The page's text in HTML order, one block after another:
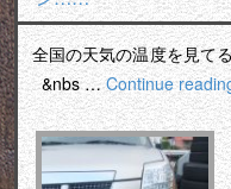
全国の天気の温度を見て
&nbs …Continue